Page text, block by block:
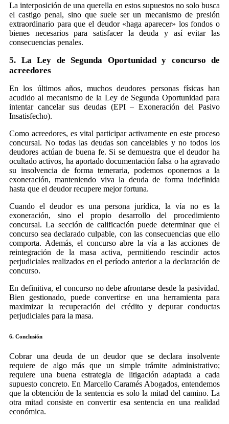
La interposición de una querella en estos supuestos no solo busca
el castigo penal, sino que suele ser un mecanismo de presión
extraordinario para que el deudor «haga aparecer» los fondos o
bienes necesarios para satisfacer la deuda y así evitar las
consecuencias penales.
5. La Ley de Segunda Oportunidad y concurso de
acreedores
En los últimos años, muchos deudores personas físicas han
acudido al mecanismo de la Ley de Segunda Oportunidad para
intentar cancelar sus deudas (EPI – Exoneración del Pasivo
Insatisfecho).
Como acreedores, es vital participar activamente en este proceso
concursal. No todas las deudas son cancelables y no todos los
deudores actúan de buena fe. Si se demuestra que el deudor ha
ocultado activos, ha aportado documentación falsa o ha agravado
su insolvencia de forma temeraria, podemos oponernos a la
exoneración, manteniendo viva la deuda de forma indefinida
hasta que el deudor recupere mejor fortuna.
Cuando el deudor es una persona jurídica, la vía no es la
exoneración, sino el propio desarrollo del procedimiento
concursal. La sección de calificación puede determinar que el
concurso sea declarado culpable, con las consecuencias que ello
comporta. Además, el concurso abre la vía a las acciones de
reintegración de la masa activa, permitiendo rescindir actos
perjudiciales realizados en el período anterior a la declaración de
concurso.
En definitiva, el concurso no debe afrontarse desde la pasividad.
Bien gestionado, puede convertirse en una herramienta para
maximizar la recuperación del crédito y depurar conductas
perjudiciales para la masa.
6. Conclusión
Cobrar una deuda de un deudor que se declara insolvente
requiere de algo más que un simple trámite administrativo;
requiere una buena estrategia de litigación adaptada a cada
supuesto concreto. En Marcello Caramés Abogados, entendemos
que la obtención de la sentencia es solo la mitad del camino. La
otra mitad consiste en convertir esa sentencia en una realidad
económica.